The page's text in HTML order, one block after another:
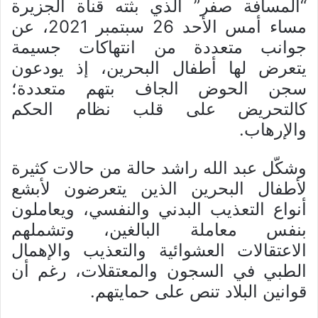
“المسافة صفر” الذي بثته قناة الجزيرة
مساء أمس الأحد 26 سبتمبر 2021، عن
جوانب متعددة من انتهاكات جسيمة
يتعرض لها أطفال البحرين، إذ يودعون
سجن الحوض الجاف بتهم متعددة؛
كالتحريض على قلب نظام الحكم
والإرهاب.
وشكّل عبد الله راشد حالة من حالات كثيرة
لأطفال البحرين الذين يتعرضون لأبشع
أنواع التعذيب البدني والنفسي، ويعاملون
بنفس معاملة البالغين، وتشملهم
الاعتقالات العشوائية والتعذيب والإهمال
الطبي في السجون والمعتقلات، رغم أن
قوانين البلاد تنص على حمايتهم.